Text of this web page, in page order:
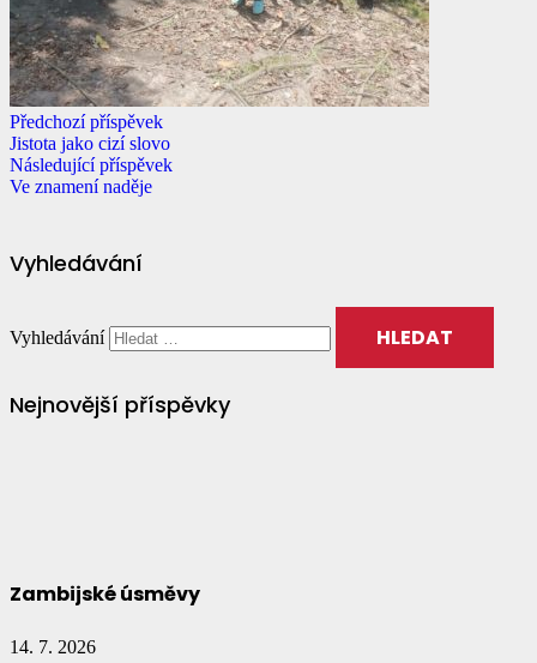
Předchozí příspěvek
Jistota jako cizí slovo
Následující příspěvek
Ve znamení naděje
Vyhledávání
Vyhledávání
Nejnovější příspěvky
Zambijské úsměvy
14. 7. 2026